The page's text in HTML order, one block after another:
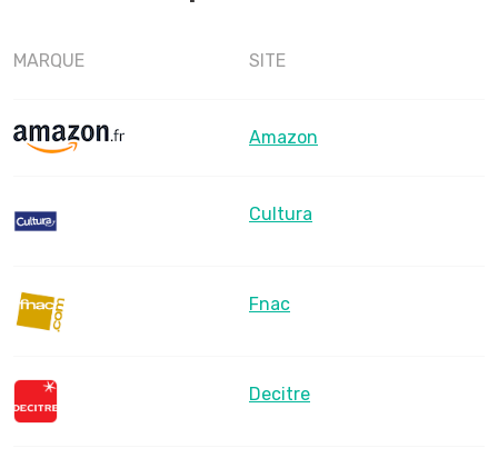
MARQUE SITE
Amazon
Cultura
Fnac
Decitre